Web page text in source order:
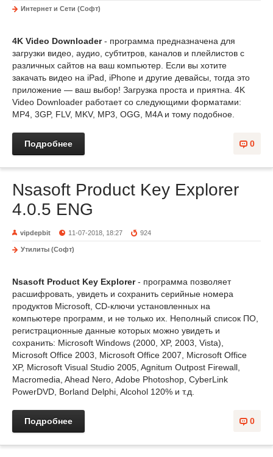
Интернет и Сети (Софт)
4K Video Downloader- программа предназначена для
загрузки видео, аудио, субтитров, каналов и плейлистов с
различных сайтов на ваш компьютер. Если вы хотите
закачать видео на iPad, iPhone и другие девайсы, тогда это
приложение — ваш выбор! Загрузка проста и приятна. 4K
Video Downloader работает со следующими форматами:
MP4, 3GP, FLV, MKV, MP3, OGG, M4A и тому подобное.
0
Подробнее
Nsasoft Product Key Explorer
4.0.5 ENG
vipdepbit 11-07-2018, 18:27 924
Утилиты (Софт)
Nsasoft Product Key Explorer- программа позволяет
расшифровать, увидеть и сохранить серийные номера
продуктов Microsoft, CD-ключи установленных на
компьютере программ, и не только их. Неполный список ПО,
регистрационные данные которых можно увидеть и
сохранить: Microsoft Windows (2000, XP, 2003, Vista),
Microsoft Office 2003, Microsoft Office 2007, Microsoft Office
XP, Microsoft Visual Studio 2005, Agnitum Outpost Firewall,
Macromedia, Ahead Nero, Adobe Photoshop, CyberLink
PowerDVD, Borland Delphi, Alcohol 120% и т.д.
0
Подробнее